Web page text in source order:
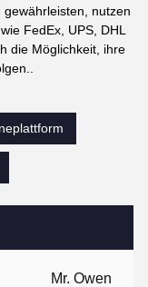
Mr. Owen
nutzen
FedEx, UPS, DHL
die Möglichkeit, ihre